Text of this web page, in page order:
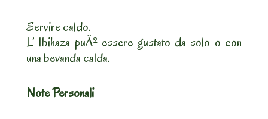
Servire caldo.
L’ Ibihaza puÃ² essere gustato da solo o con
una bevanda calda.
Note Personali